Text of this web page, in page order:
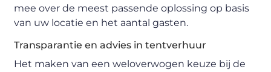
mee over de meest passende oplossing op basis
van uw locatie en het aantal gasten.
Transparantie en advies in tentverhuur
Het maken van een weloverwogen keuze bij de